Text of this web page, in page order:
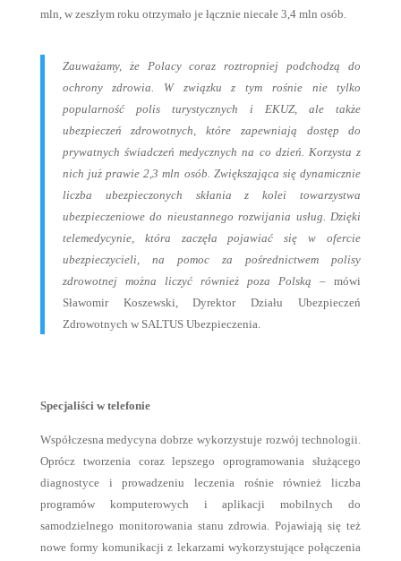
mln, w zeszłym roku otrzymało je łącznie niecałe 3,4 mln osób.
Zauważamy, że Polacy coraz roztropniej podchodzą do
ochrony zdrowia. W związku z tym rośnie nie tylko
popularność polis turystycznych i EKUZ, ale także
ubezpieczeń zdrowotnych, które zapewniają dostęp do
prywatnych świadczeń medycznych na co dzień. Korzysta z
nich już prawie 2,3 mln osób. Zwiększająca się dynamicznie
liczba ubezpieczonych skłania z kolei towarzystwa
ubezpieczeniowe do nieustannego rozwijania usług. Dzięki
telemedycynie, która zaczęła pojawiać się w ofercie
ubezpieczycieli, na pomoc za pośrednictwem polisy
zdrowotnej można liczyć również poza Polską – mówi
Sławomir Koszewski, Dyrektor Działu Ubezpieczeń
Zdrowotnych w SALTUS Ubezpieczenia.
Specjaliści w telefonie
Współczesna medycyna dobrze wykorzystuje rozwój technologii.
Oprócz tworzenia coraz lepszego oprogramowania służącego
diagnostyce i prowadzeniu leczenia rośnie również liczba
programów komputerowych i aplikacji mobilnych do
samodzielnego monitorowania stanu zdrowia. Pojawiają się też
nowe formy komunikacji z lekarzami wykorzystujące połączenia